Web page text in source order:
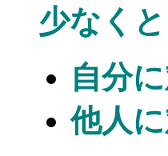
少なくと
自分
他人